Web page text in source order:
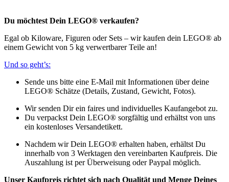
Du möchtest Dein LEGO® verkaufen?
Egal ob Kiloware, Figuren oder Sets – wir kaufen dein LEGO® ab
einem Gewicht von 5 kg verwertbarer Teile an!
Und so geht’s:
Sende uns bitte eine E-Mail mit Informationen über deine
LEGO® Schätze (Details, Zustand, Gewicht, Fotos).
Wir senden Dir ein faires und individuelles Kaufangebot zu.
Du verpackst Dein LEGO® sorgfältig und erhältst von uns
ein kostenloses Versandetikett.
Nachdem wir Dein LEGO® erhalten haben, erhältst Du
innerhalb von 3 Werktagen den vereinbarten Kaufpreis. Die
Auszahlung ist per Überweisung oder Paypal möglich.
Unser Kaufpreis richtet sich nach Qualität und Menge Deines